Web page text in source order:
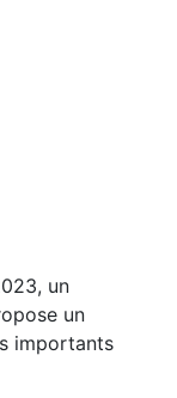
un
un
importants